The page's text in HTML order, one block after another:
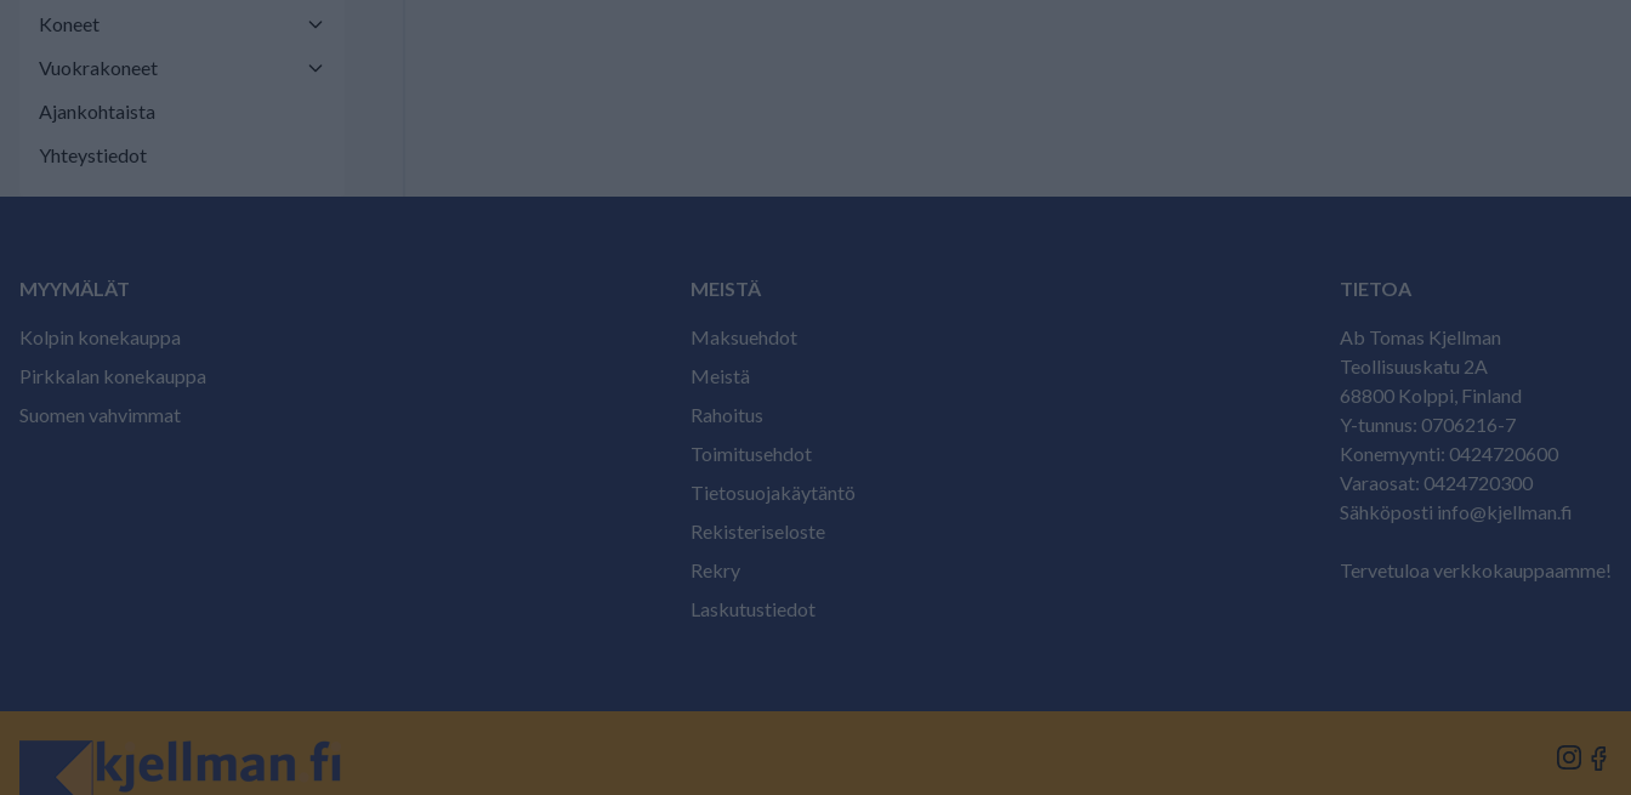
Koneet
Vuokrakoneet
Ajankohtaista
Yhteystiedot
MYYMÄLÄT
Kolpin konekauppa
Pirkkalan konekauppa
Suomen vahvimmat
MEISTÄ
Maksuehdot
Meistä
Rahoitus
Toimitusehdot
Tietosuojakäytäntö
Rekisteriseloste
Rekry
Laskutustiedot
TIETOA
Ab Tomas Kjellman
Teollisuuskatu 2A
68800 Kolppi, Finland
Y-tunnus: 0706216-7
Konemyynti: 0424720600
Varaosat: 0424720300
Sähköposti info@kjellman.fi
Tervetuloa verkkokauppaamme!